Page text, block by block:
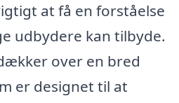
at få en forståelse
udbydere kan tilbyde.
over en bred
er designet til at